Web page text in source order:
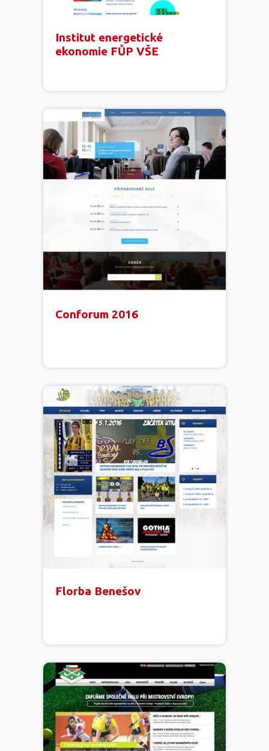
Institut energetické
ekonomie FŮP VŠE
Conforum 2016
Florba Benešov